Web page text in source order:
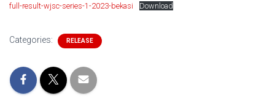
full-result-wjsc-series-1-2023-bekasi Download
Categories: RELEASE